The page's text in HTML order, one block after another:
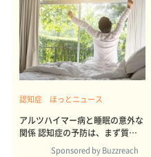
認知症 ほっとニュース
アルツハイマー病と睡眠の意外な
関係 認知症の予防は、まず質の
高い眠りからSponsored by Buzzreach